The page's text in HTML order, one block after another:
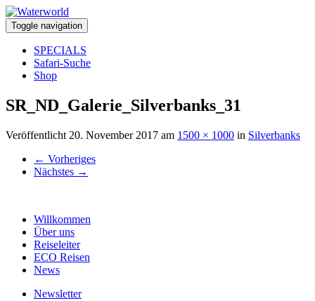
Toggle navigation
SPECIALS
Safari-Suche
Shop
SR_ND_Galerie_Silverbanks_31
Veröffentlicht 20. November 2017 am 1500 × 1000 in Silverbanks
← Vorheriges
Nächstes →
Willkommen
Über uns
Reiseleiter
ECO Reisen
News
Newsletter